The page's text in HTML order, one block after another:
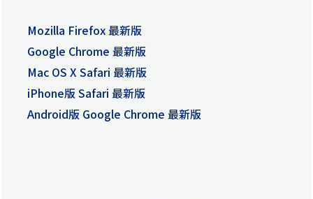
Mozilla Firefox 最新版
Google Chrome 最新版
Mac OS X Safari 最新版
iPhone版 Safari 最新版
Android版 Google Chrome 最新版